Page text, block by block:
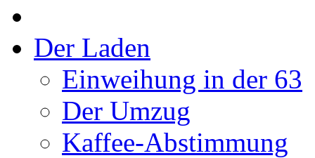
Der Laden
Einweihung in der 63
Der Umzug
Kaffee-Abstimmung